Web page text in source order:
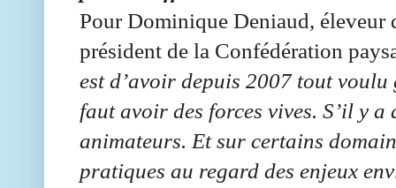
Pour Dominique Deniaud, éleveur
président de la Confédération
est d’avoir depuis 2007 tout
faut avoir des forces vives. S’il y a
animateurs. Et sur certains
pratiques au regard des enjeux